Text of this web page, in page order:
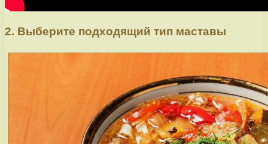
2. Выберите подходящий тип маставы